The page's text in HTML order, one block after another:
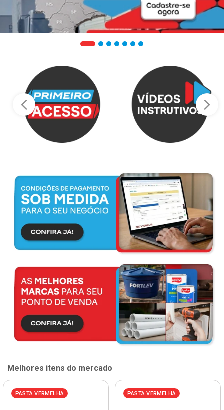
Melhores itens do mercado
PASTA VERMELHA PASTA VERMELHA